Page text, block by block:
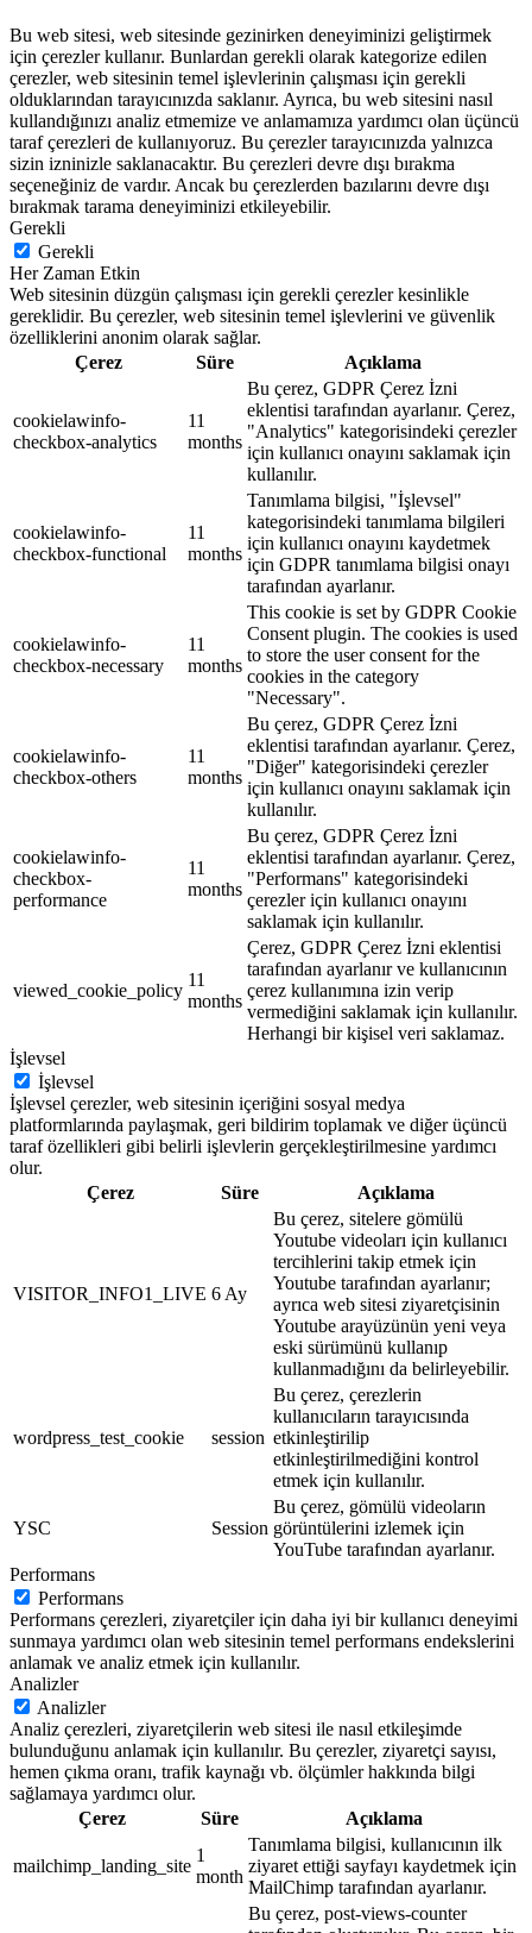
Bu web sitesi, web sitesinde gezinirken deneyiminizi geliştirmek
için çerezler kullanır. Bunlardan gerekli olarak kategorize edilen
çerezler, web sitesinin temel işlevlerinin çalışması için gerekli
olduklarından tarayıcınızda saklanır. Ayrıca, bu web sitesini nasıl
kullandığınızı analiz etmemize ve anlamamıza yardımcı olan üçüncü
taraf çerezleri de kullanıyoruz. Bu çerezler tarayıcınızda yalnızca
sizin izninizle saklanacaktır. Bu çerezleri devre dışı bırakma
seçeneğiniz de vardır. Ancak bu çerezlerden bazılarını devre dışı
bırakmak tarama deneyiminizi etkileyebilir.
Gerekli
Gerekli
Her Zaman Etkin
Web sitesinin düzgün çalışması için gerekli çerezler kesinlikle
gereklidir. Bu çerezler, web sitesinin temel işlevlerini ve güvenlik
özelliklerini anonim olarak sağlar.
Çerez
Süre Açıklama
cookielawinfo-
checkbox-analytics
11
months
Bu çerez, GDPR Çerez İzni
eklentisi tarafından ayarlanır. Çerez,
"Analytics" kategorisindeki çerezler
için kullanıcı onayını saklamak için
kullanılır.
cookielawinfo-
checkbox-functional
11
months
Tanımlama bilgisi, "İşlevsel"
kategorisindeki tanımlama bilgileri
için kullanıcı onayını kaydetmek
için GDPR tanımlama bilgisi onayı
tarafından ayarlanır.
cookielawinfo-
checkbox-necessary
11
months
This cookie is set by GDPR Cookie
Consent plugin. The cookies is used
to store the user consent for the
cookies in the category
"Necessary".
cookielawinfo-
checkbox-others
11
months
Bu çerez, GDPR Çerez İzni
eklentisi tarafından ayarlanır. Çerez,
"Diğer" kategorisindeki çerezler
için kullanıcı onayını saklamak için
kullanılır.
cookielawinfo-
checkbox-
performance
11
months
Bu çerez, GDPR Çerez İzni
eklentisi tarafından ayarlanır. Çerez,
"Performans" kategorisindeki
çerezler için kullanıcı onayını
saklamak için kullanılır.
viewed_cookie_policy
11
months
Çerez, GDPR Çerez İzni eklentisi
tarafından ayarlanır ve kullanıcının
çerez kullanımına izin verip
vermediğini saklamak için kullanılır.
Herhangi bir kişisel veri saklamaz.
İşlevsel
İşlevsel
İşlevsel çerezler, web sitesinin içeriğini sosyal medya
platformlarında paylaşmak, geri bildirim toplamak ve diğer üçüncü
taraf özellikleri gibi belirli işlevlerin gerçekleştirilmesine yardımcı
olur.
Çerez
Süre Açıklama
VISITOR_INFO1_LIVE 6 Ay
Bu çerez, sitelere gömülü
Youtube videoları için kullanıcı
tercihlerini takip etmek için
Youtube tarafından ayarlanır;
ayrıca web sitesi ziyaretçisinin
Youtube arayüzünün yeni veya
eski sürümünü kullanıp
kullanmadığını da belirleyebilir.
wordpress_test_cookie session
Bu çerez, çerezlerin
kullanıcıların tarayıcısında
etkinleştirilip
etkinleştirilmediğini kontrol
etmek için kullanılır.
YSC Session
Bu çerez, gömülü videoların
görüntülerini izlemek için
YouTube tarafından ayarlanır.
Performans
Performans
Performans çerezleri, ziyaretçiler için daha iyi bir kullanıcı deneyimi
sunmaya yardımcı olan web sitesinin temel performans endekslerini
anlamak ve analiz etmek için kullanılır.
Analizler
Analizler
Analiz çerezleri, ziyaretçilerin web sitesi ile nasıl etkileşimde
bulunduğunu anlamak için kullanılır. Bu çerezler, ziyaretçi sayısı,
hemen çıkma oranı, trafik kaynağı vb. ölçümler hakkında bilgi
sağlamaya yardımcı olur.
Çerez
Süre Açıklama
mailchimp_landing_site
1
month
Tanımlama bilgisi, kullanıcının ilk
ziyaret ettiği sayfayı kaydetmek için
MailChimp tarafından ayarlanır.
Bu çerez, post-views-counter